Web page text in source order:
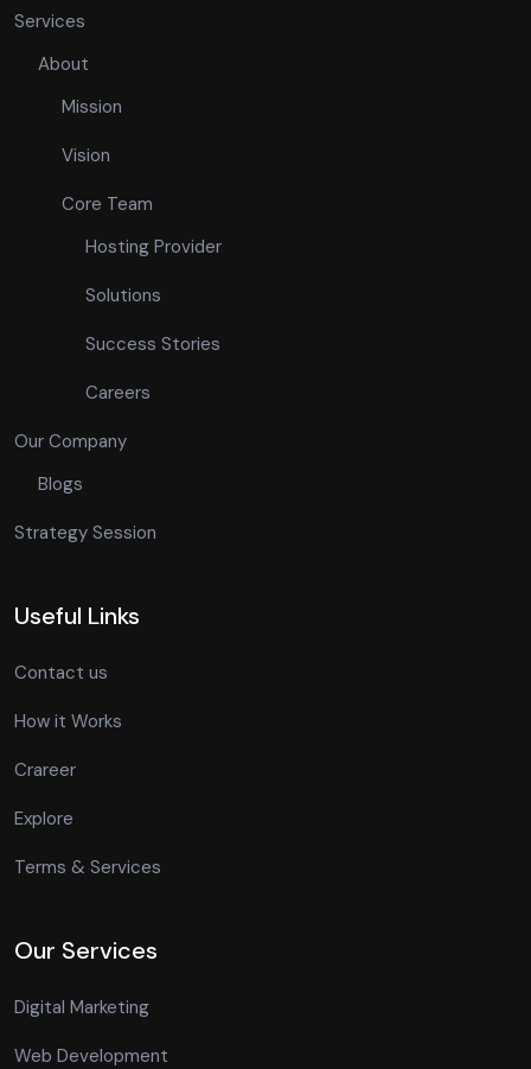
Services
About
Mission
Vision
Core Team
Hosting Provider
Solutions
Success Stories
Careers
Our Company
Blogs
Strategy Session
Useful Links
Contact us
How it Works
Crareer
Explore
Terms & Services
Our Services
Digital Marketing
Web Development